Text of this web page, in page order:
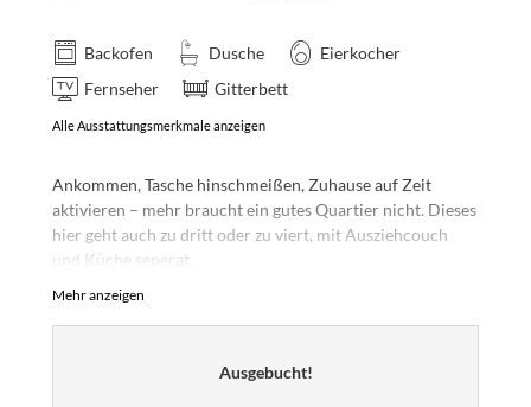
Backofen Dusche
Eierkocher
Fernseher
Gitterbett
Alle Ausstattungsmerkmale anzeigen
Ankommen, Tasche hinschmeißen, Zuhause auf Zeit
aktivieren – mehr braucht ein gutes Quartier nicht. Dieses
hier geht auch zu dritt oder zu viert, mit Ausziehcouch
und Küche seperat.
Wichtiger Hinweis: Das Qartier ist noch im Bau und
sehr ähnlich und wahrscheinlich noch schöner.
Mehr anzeigen
Ausgebucht!